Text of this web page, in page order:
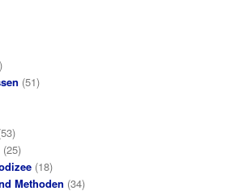
(51)
(25)
(18)
Methoden (34)